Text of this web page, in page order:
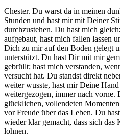
Chester. Du warst da in meinen
Stunden und hast mir mit Deiner
durchzustehen. Du hast mich
aufgebaut, hast mich fallen lassen
Dich zu mir auf den Boden gelegt
unterstützt. Du hast Dir mit mir
gebrüllt; hast mich verstanden,
versucht hat. Du standst direkt
weiter wusste, hast mir Deine
weitergezogen, immer nach vorne.
glücklichen, vollendeten
vor Freude über das Leben. Du
wieder klar gemacht, dass sich das
lohnen.